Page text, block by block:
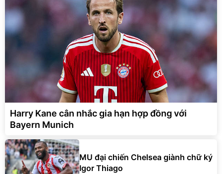
Harry Kane cân nhắc gia hạn hợp đồng với
Bayern Munich
MU đại chiến Chelsea giành chữ ký
Igor Thiago